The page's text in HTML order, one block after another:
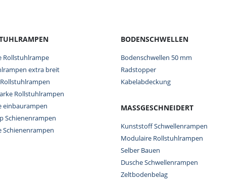
Rollstuhlrampe
extra breit
Rollstuhlrampen
einbaurampen
Schienenrampen
Schienenrampen
BODENSCHWELLEN
Bodenschwellen 50 mm
Radstopper
Kabelabdeckung
MASSGESCHNEIDERT
Kunststoff Schwellenrampen
Modulaire Rollstuhlrampen
Selber Bauen
Dusche Schwellenrampen
Zeltbodenbelag